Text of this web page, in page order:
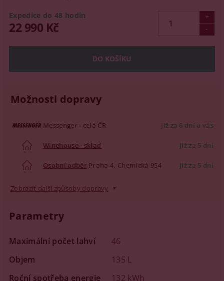
Expedice do 48 hodin
22 990 Kč
Možnosti dopravy
Messenger - celá ČR již za 6 dní u vás
Winehouse - sklad již za 5 dní
Osobní odběr Praha 4, Chemická 954 již za 5 dní
Zobrazit další způsoby dopravy
Parametry
Maximální počet lahví
46
Objem
135 L
Roční spotřeba energie
132 kWh